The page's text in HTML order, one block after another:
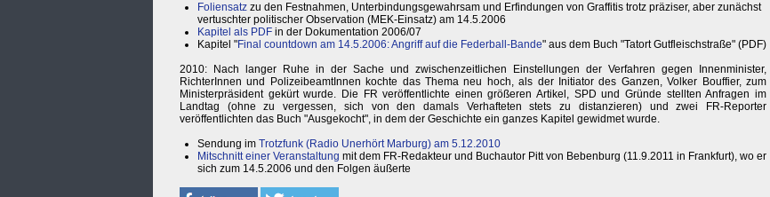
Foliensatz zu den Festnahmen, Unterbindungsgewahrsam und Erfindungen von Graffitis trotz präziser, aber zunächst
vertuschter politischer Observation (MEK-Einsatz) am 14.5.2006
Kapitel als PDF in der Dokumentation 2006/07
Kapitel "Final countdown am 14.5.2006: Angriff auf die Federball-Bande" aus dem Buch "Tatort Gutfleischstraße" (PDF)
2010: Nach langer Ruhe in der Sache und zwischenzeitlichen Einstellungen der Verfahren gegen Innenminister,
RichterInnen und PolizeibeamtInnen kochte das Thema neu hoch, als der Initiator des Ganzen, Volker Bouffier, zum
Ministerpräsident gekürt wurde. Die FR veröffentlichte einen größeren Artikel, SPD und Gründe stellten Anfragen im
Landtag (ohne zu vergessen, sich von den damals Verhafteten stets zu distanzieren) und zwei FR-Reporter
veröffentlichten das Buch "Ausgekocht", in dem der Geschichte ein ganzes Kapitel gewidmet wurde.
Sendung im Trotzfunk (Radio Unerhört Marburg) am 5.12.2010
Mitschnitt einer Veranstaltung mit dem FR-Redakteur und Buchautor Pitt von Bebenburg (11.9.2011 in Frankfurt), wo er
sich zum 14.5.2006 und den Folgen äußerte